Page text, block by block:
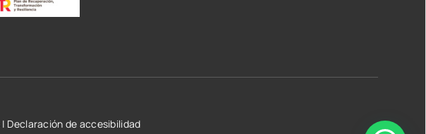
| Declaración de accesibilidad